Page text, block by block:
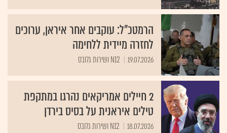
הרמטכ"ל: עוקבים אחר איראן, ערוכים
לחזרה מיידית ללחימה
19.07.2026 N12 ושירות גלובס
2 חיילים אמריקאים נהרגו במתקפת
טילים איראנית על בסיס בירדן
18.07.2026 N12 ושירות גלובס